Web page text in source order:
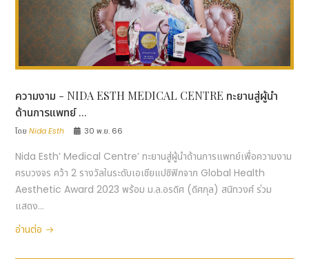
ความงาม - NIDA ESTH MEDICAL CENTRE ทะยานสู่ผู้นำ
ด้านการแพทย์ ...
โดยNida Esth 30 พ.ย. 66
Nida Esth’ Medical Centre’ ทะยานสู่ผู้นำด้านการแพทย์เพื่อความงาม
ครบวงจร คว้า 2 รางวัลในระดับเอเชียแปซิฟิกจาก Global Health
Aesthetic Award 2023 พร้อม ม.ล.อรดิศ (ดิศกุล) สนิทวงศ์ ร่วม
แสดง...
อ่านต่อ